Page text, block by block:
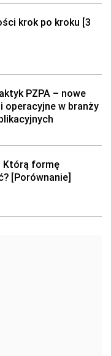
krok po kroku [3
PZPA – nowe
operacyjne w branży
Którą formę
[Porównanie]